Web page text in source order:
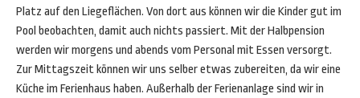
Platz auf den Liegeflächen. Von dort aus können wir die Kinder gut im
Pool beobachten, damit auch nichts passiert. Mit der Halbpension
werden wir morgens und abends vom Personal mit Essen versorgt.
Zur Mittagszeit können wir uns selber etwas zubereiten, da wir eine
Küche im Ferienhaus haben. Außerhalb der Ferienanlage sind wir in